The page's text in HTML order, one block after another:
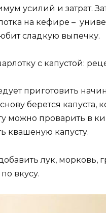
усилий и затрат.
на кефире –
сладкую выпечку.
с капустой:
приготовить
берется капуста,
можно проварить в
квашеную капусту.
лук, морковь,
вкусу.